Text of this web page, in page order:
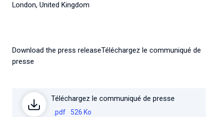
London, United Kingdom
Download the press releaseTéléchargez le communiqué de
presse
Téléchargez le communiqué de presse
.pdf 526 Ko